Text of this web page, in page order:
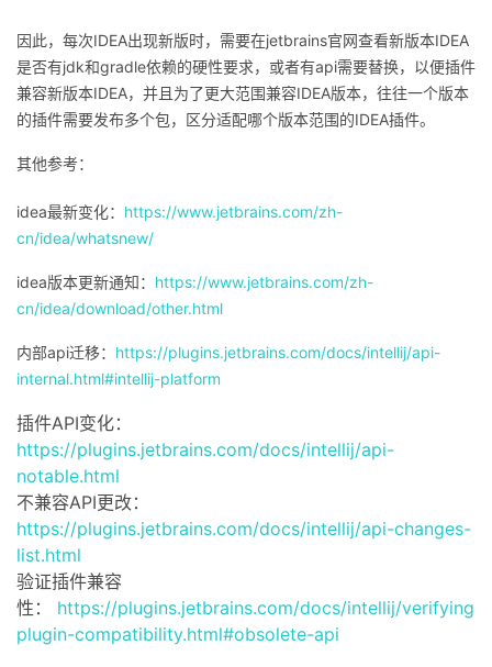
因此，每次IDEA出现新版时，需要在jetbrains官网查看新版本IDEA
是否有jdk和gradle依赖的硬性要求，或者有api需要替换，以便插件
兼容新版本IDEA，并且为了更大范围兼容IDEA版本，往往一个版本
的插件需要发布多个包，区分适配哪个版本范围的IDEA插件。
其他参考：
idea最新变化： https://www.jetbrains.com/zh-
cn/idea/whatsnew/
idea版本更新通知： https://www.jetbrains.com/zh-
cn/idea/download/other.html
内部api迁移： https://plugins.jetbrains.com/docs/intellij/api-
internal.html#intellij-platform
插件API变化：
https://plugins.jetbrains.com/docs/intellij/api-
notable.html
不兼容API更改：
https://plugins.jetbrains.com/docs/intellij/api-changes-
list.html
验证插件兼容
性：
https://plugins.jetbrains.com/docs/intellij/verifying-
plugin-compatibility.html#obsolete-api